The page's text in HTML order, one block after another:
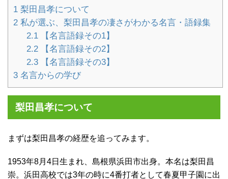
1 梨田昌孝について
2 私が選ぶ、梨田昌孝の凄さがわかる名言・語録集
2.1【名言語録その1】
2.2【名言語録その2】
2.3【名言語録その3】
3 名言からの学び
梨田昌孝について
まずは梨田昌孝の経歴を追ってみます。
1953年8月4日生まれ、島根県浜田市出身。本名は梨田昌
崇。浜田高校では3年の時に4番打者として春夏甲子園に出